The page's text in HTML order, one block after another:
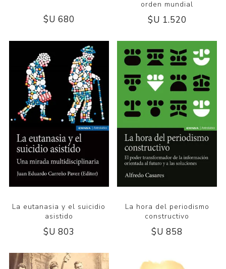
$U 680
orden mundial
$U 1.520
La eutanasia y el suicidio
asistido
$U 803
La hora del periodismo
constructivo
$U 858